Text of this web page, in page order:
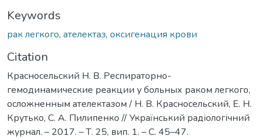
Keywords
рак легкого, ателектаз, оксигенация крови
Citation
Красносельский Н. В. Респираторно-
гемодинамические реакции у больных раком легкого,
осложненным ателектазом / Н. В. Красносельский, Е. Н.
Крутько, С. А. Пилипенко // Український радіологічний
журнал. – 2017. – Т. 25, вип. 1. – С. 45–47.